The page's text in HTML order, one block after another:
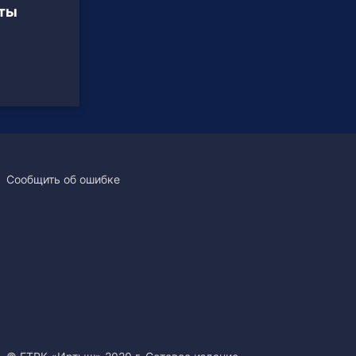
Сообщить об ошибке